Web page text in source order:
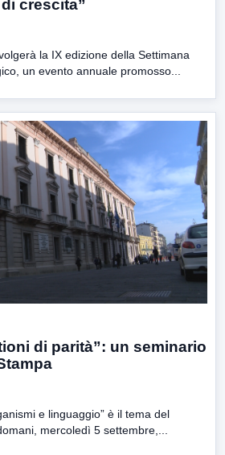
crescita”
la IX edizione della Settimana
un evento annuale promosso...
di parità”: un seminario
e linguaggio” è il tema del
mercoledì 5 settembre,...